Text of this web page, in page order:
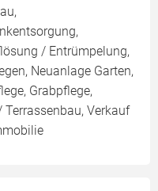
/ Entrümpelung,
Neuanlage Garten,
Grabpflege,
Verkauf